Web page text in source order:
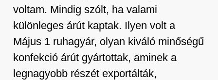
voltam. Mindig szólt, ha valami
különleges árút kaptak. Ilyen volt a
Május 1 ruhagyár, olyan kiváló minőségű
konfekció árút gyártottak, aminek a
legnagyobb részét exportálták,